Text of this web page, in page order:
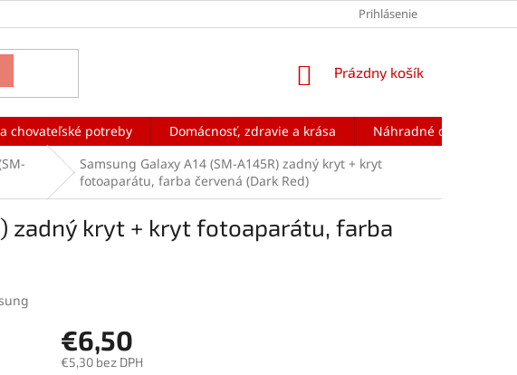
Prihlásenie
NÁKUPNÝ
Prázdny košík
chovateľské potreby Domácnosť, zdravie a krása Náhradné diely na
Samsung Galaxy A14 (SM-A145R) zadný kryt + kryt
fotoaparátu, farba červená (Dark Red)
zadný kryt + kryt fotoaparátu, farba
€6,50
€5,30 bez DPH